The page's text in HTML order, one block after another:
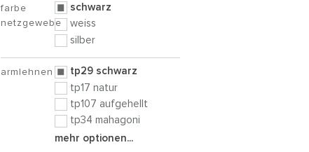
farbe
netzgewebe
schwarz
weiss
silber
armlehnen
tp29 schwarz
tp17 natur
tp107 aufgehellt
tp34 mahagoni
mehr optionen...